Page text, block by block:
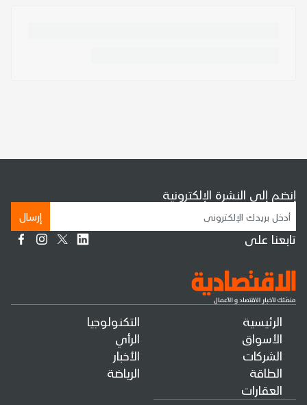
الرئيسية
الأسواق
الشركات
الطاقة
العقارات
التكنولوجيا
الرأي
الأخبار
الرياضة
إنضم إلى النشرة الإلكترونية
إرسال
تابعنا على